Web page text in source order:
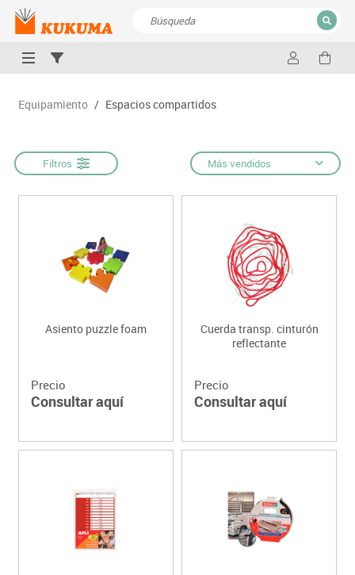
CERRAR
Equipamiento / Espacios compartidos
Filtros Más vendidos
Asiento puzzle foam
Precio
Consultar aquí
Cuerda transp. cinturón
reflectante
Precio
Consultar aquí